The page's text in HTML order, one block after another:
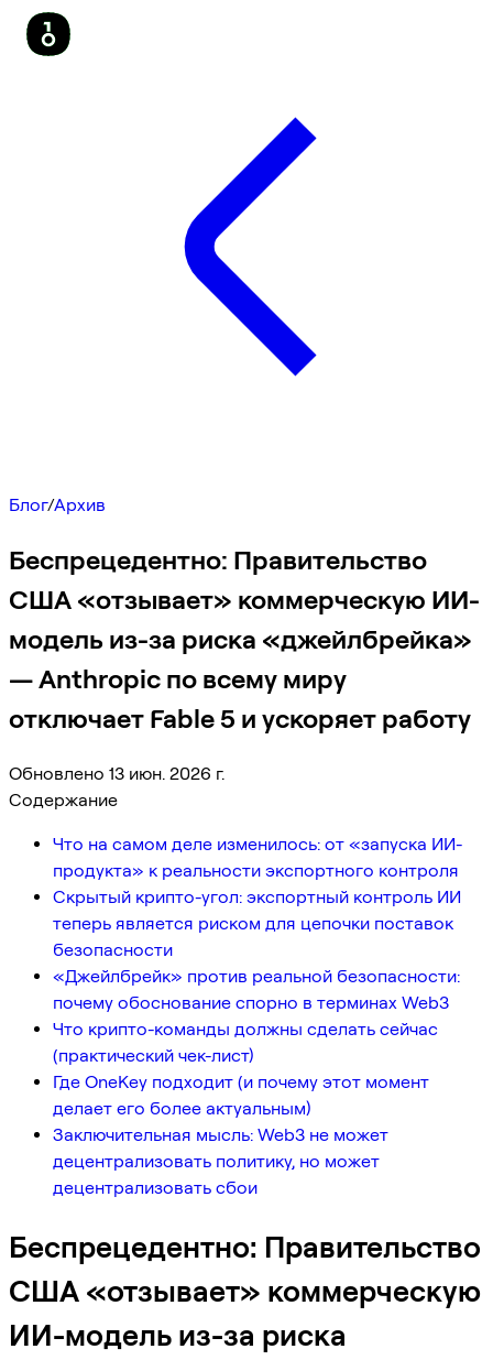
Блог/Архив
Беспрецедентно: Правительство
США «отзывает» коммерческую ИИ-
модель из-за риска «джейлбрейка»
— Anthropic по всему миру
отключает Fable 5 и ускоряет работу
Обновлено 13 июн. 2026 г.
Содержание
Что на самом деле изменилось: от «запуска ИИ-
продукта» к реальности экспортного контроля
Скрытый крипто-угол: экспортный контроль ИИ
теперь является риском для цепочки поставок
безопасности
«Джейлбрейк» против реальной безопасности:
почему обоснование спорно в терминах Web3
Что крипто-команды должны сделать сейчас
(практический чек-лист)
Где OneKey подходит (и почему этот момент
делает его более актуальным)
Заключительная мысль: Web3 не может
децентрализовать политику, но может
децентрализовать сбои
Беспрецедентно: Правительство
США «отзывает» коммерческую
ИИ-модель из-за риска